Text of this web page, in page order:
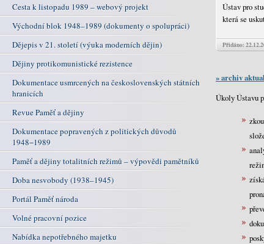
Cesta k listopadu 1989 – webový projekt
Východní blok 1948–1989 (dokumenty o spolupráci)
Dějepis v 21. století (výuka moderních dějin)
Dějiny protikomunistické rezistence
Dokumentace usmrcených na československých státních
hranicích
Revue Paměť a dějiny
Dokumentace popravených z politických důvodů
1948−1989
Paměť a dějiny totalitních režimů – výpovědi pamětníků
Doba nesvobody (1938–1945)
Portál Paměť národa
Volné pracovní pozice
Nabídka nepotřebného majetku
Ústav pro
která se
Přidáno:
» archiv
Úkoly Ústavu